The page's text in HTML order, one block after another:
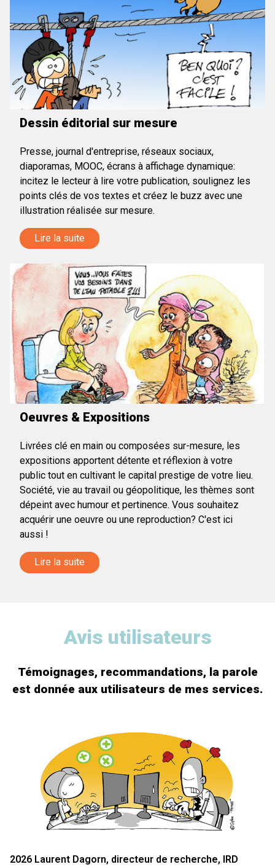
Dessin éditorial sur mesure
Presse, journal d'entreprise, réseaux sociaux,
diaporamas, MOOC, écrans à affichage dynamique:
incitez le lecteur à lire votre publication, soulignez les
points clés de vos textes et créez le buzz avec une
illustration réalisée sur mesure.
Lire la suite
Oeuvres & Expositions
Livrées clé en main ou composées sur-mesure, les
expositions apportent détente et réflexion à votre
public tout en cultivant le capital prestige de votre lieu.
Société, vie au travail ou géopolitique, les thèmes sont
dépeint avec humour et pertinence. Vous souhaitez
acquérir une oeuvre ou une reproduction? C'est ici
aussi !
Lire la suite
Avis utilisateurs
Témoignages, recommandations, la parole
est donnée aux utilisateurs de mes services.
2026 Laurent Dagorn, directeur de recherche, IRD